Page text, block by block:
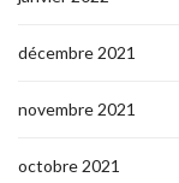
décembre 2021
novembre 2021
octobre 2021